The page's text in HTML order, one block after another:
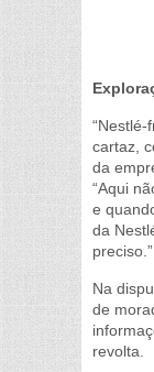
“Nestlé-
cartaz,
da
“Aqui
e
da
preciso.”
Na
de
revolta.